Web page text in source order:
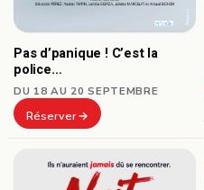
Pas d’panique ! C’est la
police…
DU 18 AU 20 SEPTEMBRE
Réserver